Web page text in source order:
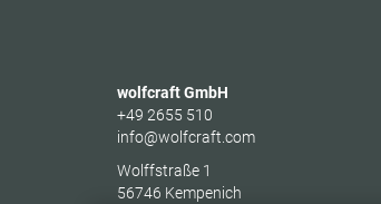
wolfcraft GmbH
+49 2655 510
info@wolfcraft.com
Wolffstraße 1
56746 Kempenich